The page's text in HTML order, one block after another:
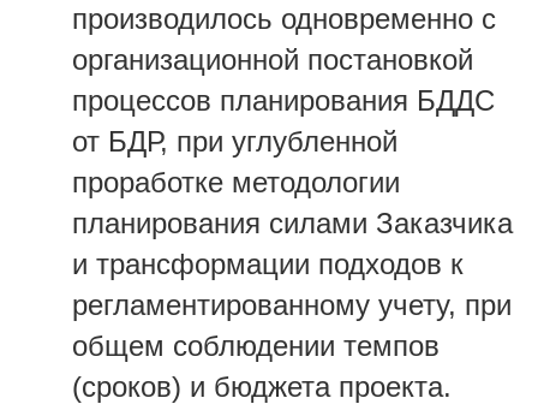
производилось одновременно с
организационной постановкой
процессов планирования БДДС
от БДР, при углубленной
проработке методологии
планирования силами Заказчика
и трансформации подходов к
регламентированному учету, при
общем соблюдении темпов
(сроков) и бюджета проекта.